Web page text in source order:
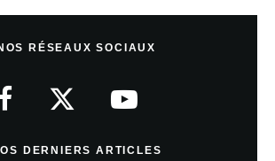
RÉSEAUX SOCIAUX
DERNIERS ARTICLES